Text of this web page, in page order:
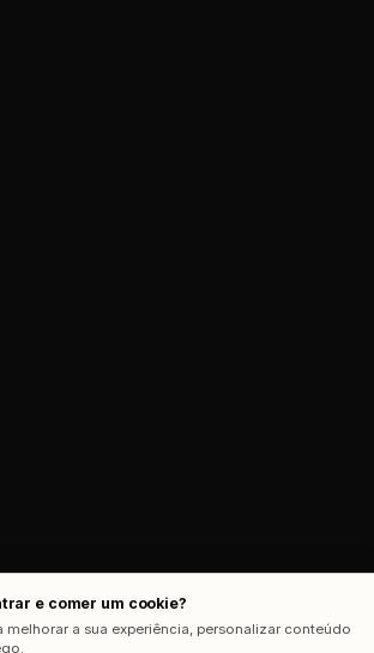
e comer um cookie?
melhorar a sua experiência, personalizar conteúdo